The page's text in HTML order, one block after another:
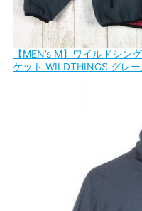
【MEN’s M】ワイルドシ
ケット WILDTHINGS グレー